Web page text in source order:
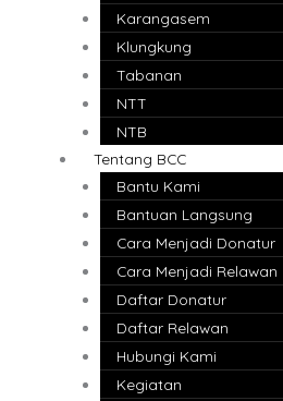
Karangasem
Klungkung
Tabanan
NTT
NTB
Tentang BCC
Bantu Kami
Bantuan Langsung
Cara Menjadi Donatur
Cara Menjadi Relawan
Daftar Donatur
Daftar Relawan
Hubungi Kami
Kegiatan